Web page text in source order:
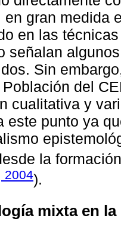
gran medida
en las
señalan
Sin
del
cualitativa y
este punto ya
la
2004).
mixta en